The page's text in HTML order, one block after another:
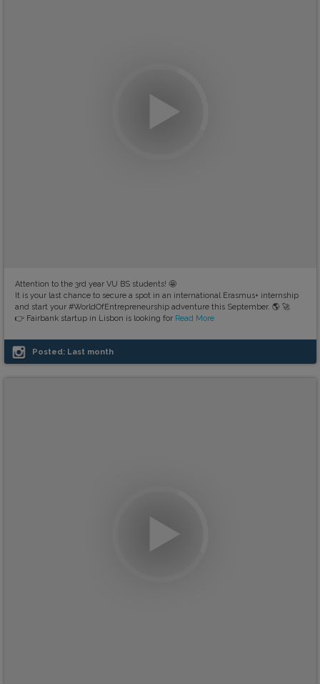
Attention to the 3rd year VU BS students! 🤩
It is your last chance to secure a spot in an international Erasmus+ internship
and start your #WorldOfEntrepreneurship adventure this September. 🌎 🚀
👉 Fairbank startup in Lisbon is looking for Read More
Posted: Last month